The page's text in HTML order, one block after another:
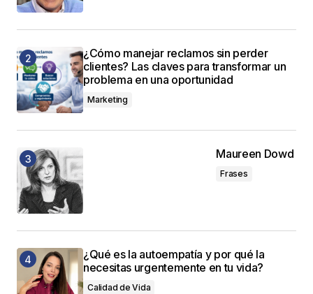
¿Cómo manejar reclamos sin perder
clientes? Las claves para transformar un
problema en una oportunidad
Marketing
Maureen Dowd
Frases
¿Qué es la autoempatía y por qué la
necesitas urgentemente en tu vida?
Calidad de Vida